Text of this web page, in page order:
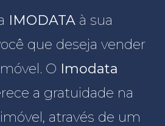
IMODATA à sua
que deseja vender
O Imodata
a gratuidade na
através de um